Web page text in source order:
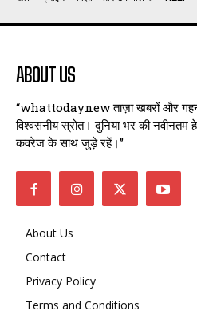
ABOUT US
“whattodaynew ताज़ा खबरों और
विश्वसनीय स्रोत। दुनिया भर की नवीनतम
कवरेज के साथ जुड़े रहें।”
About Us
Contact
Privacy Policy
Terms and Conditions